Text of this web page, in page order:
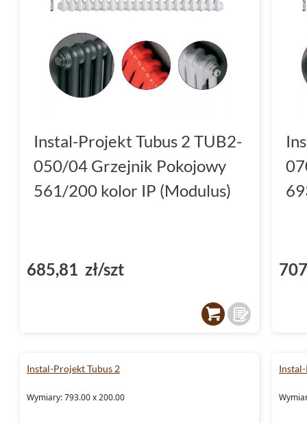
Instal-Projekt Tubus 2 TUB2-
050/04 Grzejnik Pokojowy
561/200 kolor IP (Modulus)
685,81 zł/szt
Instal-Projekt Tubus 2
Wymiary: 793.00 x 200.00